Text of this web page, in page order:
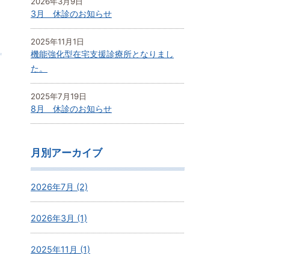
3月 休診のお知らせ
2025年11月1日
機能強化型在宅支援診療所となりまし
た。
2025年7月19日
8月 休診のお知らせ
月別アーカイブ
2026年7月 (2)
2026年3月 (1)
2025年11月 (1)